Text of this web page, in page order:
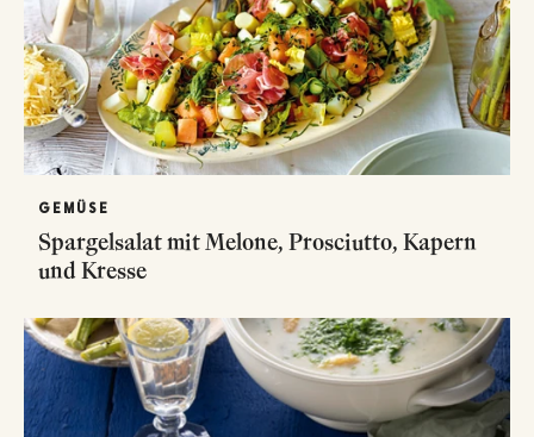
GEMÜSE
Spargelsalat mit Melone, Prosciutto, Kapern
und Kresse